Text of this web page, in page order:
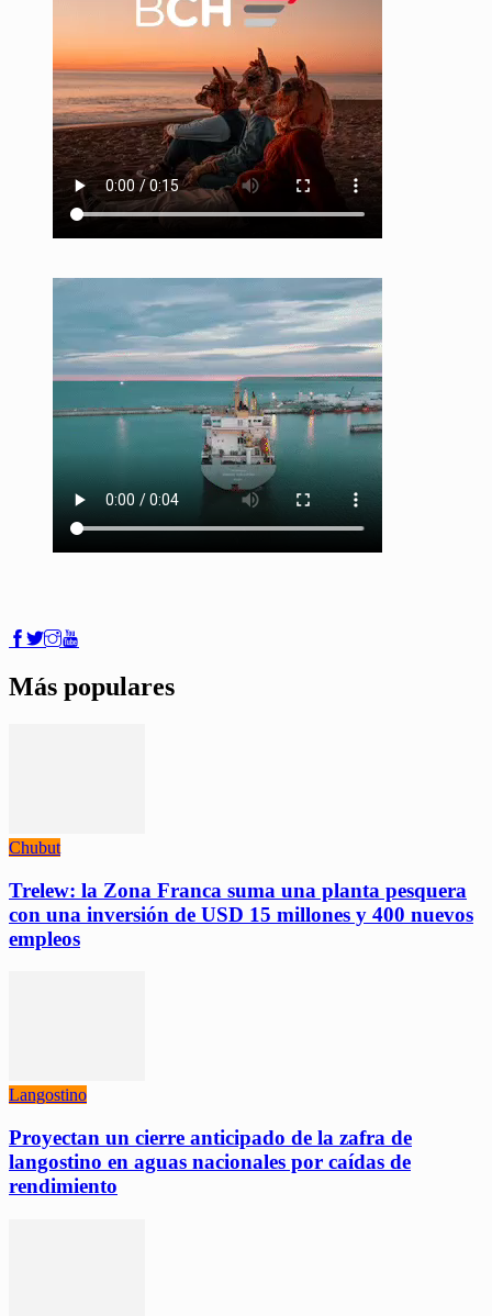
Más populares
Chubut
Trelew: la Zona Franca suma una planta pesquera
con una inversión de USD 15 millones y 400 nuevos
empleos
Langostino
Proyectan un cierre anticipado de la zafra de
langostino en aguas nacionales por caídas de
rendimiento